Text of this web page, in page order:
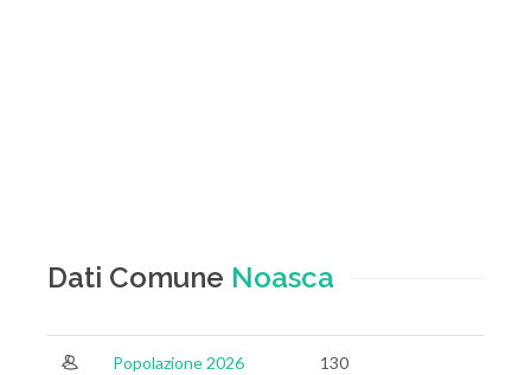
Dati Comune Noasca
Popolazione 2026 130